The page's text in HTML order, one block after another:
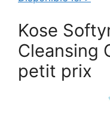
Kose
Cleansing
petit prix